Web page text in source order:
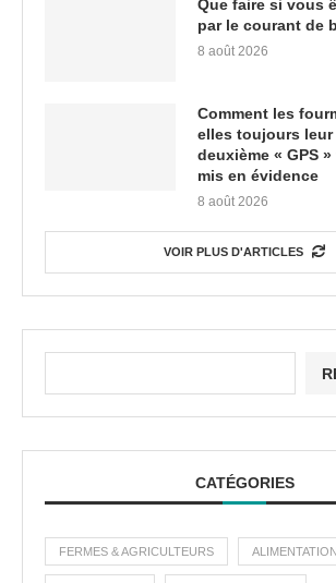
Que faire si vous
par le courant de
8 août 2026
Comment les
elles toujours
deuxième « GPS
mis en évidence
8 août 2026
VOIR PLUS D'ARTICLES
CATÉGORIES
FERMES & AGRICULTEURS